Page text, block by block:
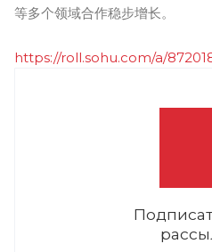
等多个领域合作稳步增长。
https://roll.sohu.com/a/